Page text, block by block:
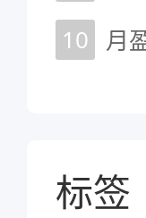
10
标签